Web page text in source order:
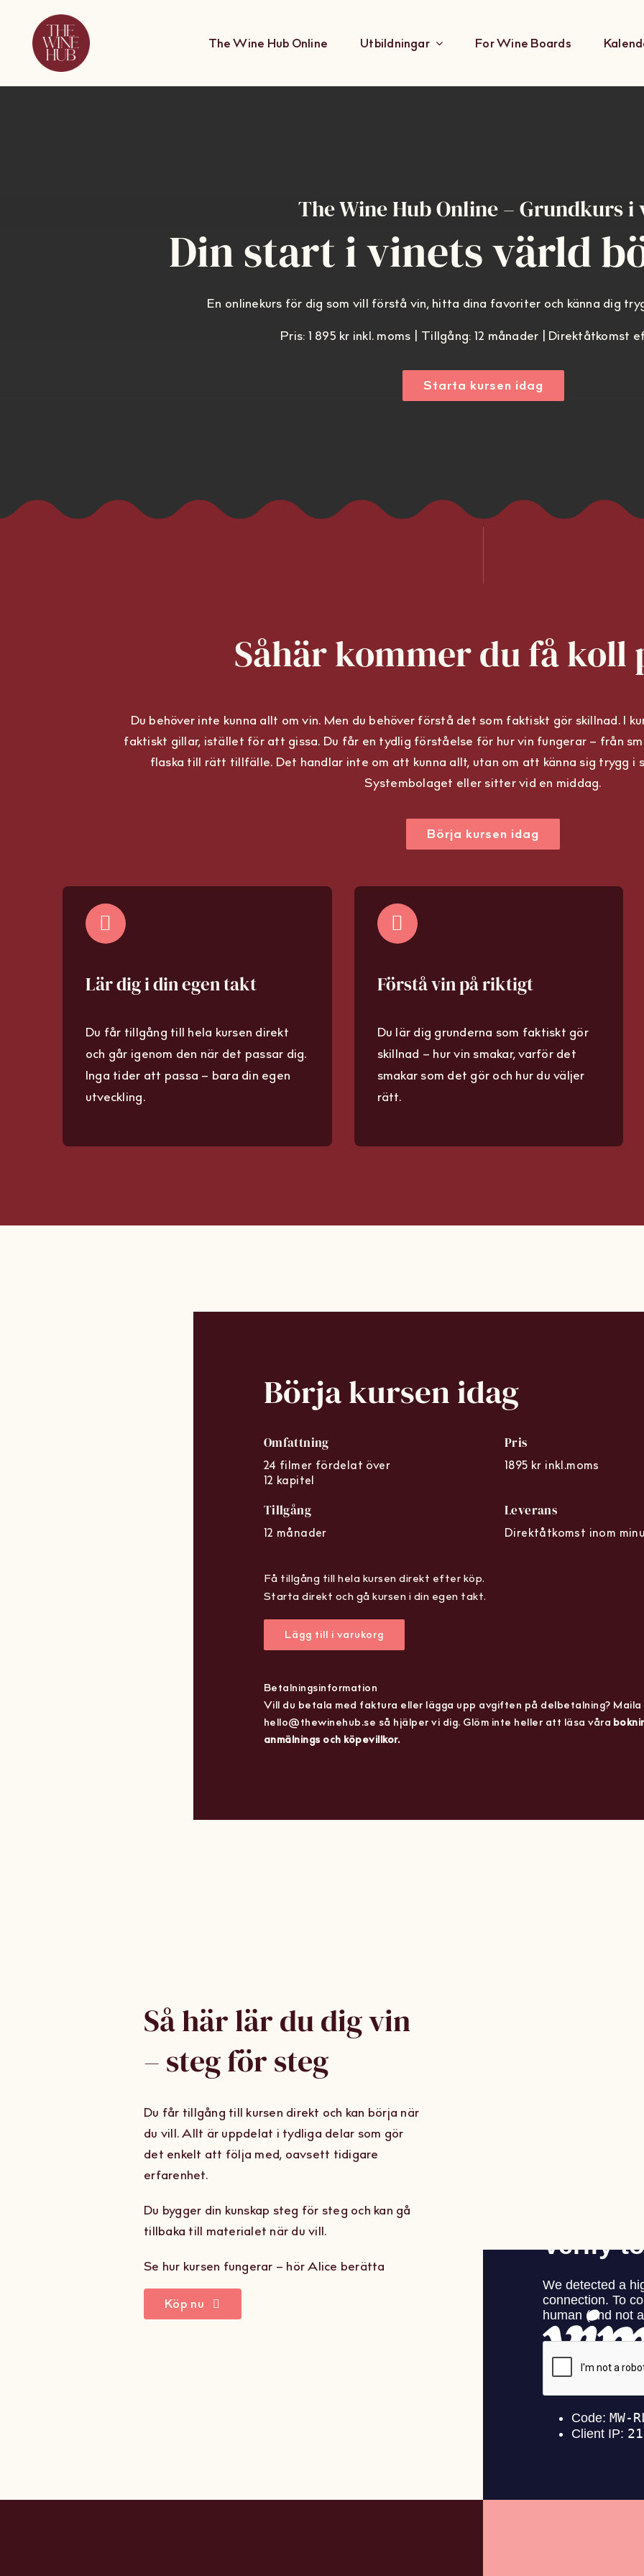
content
The Wine Hub Online Utbildningar For Wine Boards
The Wine Hub Online – Grundkurs i
Din start i vinets värld
En onlinekurs för dig som vill förstå vin, hitta dina favoriter och känna dig
Pris: 1 895 kr inkl. moms | Tillgång: 12 månader | Direktåtkomst
Starta kursen idag
Såhär kommer du få koll
Du behöver inte kunna allt om vin. Men du behöver förstå det som faktiskt gör skillnad. I
faktiskt gillar, istället för att gissa. Du får en tydlig förståelse för hur vin fungerar – från
flaska till rätt tillfälle. Det handlar inte om att kunna allt, utan om att känna sig trygg i
Systembolaget eller sitter vid en middag.
Börja kursen idag
Lär dig i din egen takt
Du får tillgång till hela kursen direkt
och går igenom den när det passar dig.
Inga tider att passa – bara din egen
utveckling.
Förstå vin på riktigt
Du lär dig grunderna som faktiskt gör
skillnad – hur vin smakar, varför det
smakar som det gör och hur du väljer
rätt.
Börja kursen idag
Omfattning
24 filmer fördelat över
12 kapitel
Pris
1895 kr inkl.moms
Tillgång
12 månader
Leverans
Direktåtkomst inom
Få tillgång till hela kursen direkt efter köp.
Starta direkt och gå kursen i din egen takt.
Lägg till i varukorg
Betalningsinformation
Vill du betala med faktura eller lägga upp avgiften på delbetalning? Maila
hello@thewinehub.se så hjälper vi dig. Glöm inte heller att läsa våra
anmälnings och köpevillkor.
Så här lär du dig vin
– steg för steg
Du får tillgång till kursen direkt och kan börja när
du vill. Allt är uppdelat i tydliga delar som gör
det enkelt att följa med, oavsett tidigare
erfarenhet.
Du bygger din kunskap steg för steg och kan gå
tillbaka till materialet när du vill.
Se hur kursen fungerar – hör Alice berätta
Köp nu